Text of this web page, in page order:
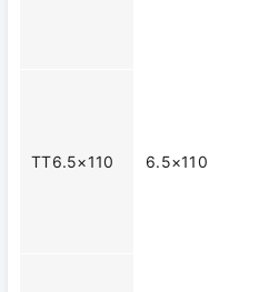
TT6.5×110 6.5×110